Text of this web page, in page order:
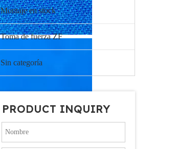
Montaje en stock
Toma de fuerza ZF
Sin categoría
PRODUCT INQUIRY